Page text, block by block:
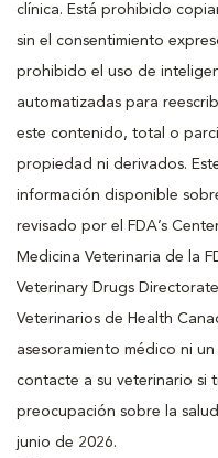
clínica. Está prohibido
sin el consentimiento
prohibido el uso de
automatizadas para
este contenido, total o
propiedad ni derivados.
información disponible
revisado por el FDA’s
Medicina Veterinaria de la
Veterinary Drugs
Veterinarios de Health
asesoramiento médico ni
contacte a su veterinario si
preocupación sobre la
junio de 2026.